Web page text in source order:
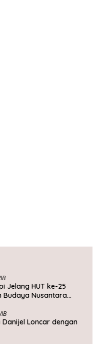
Jelang HUT ke-25
Budaya Nusantara
Loncar dengan